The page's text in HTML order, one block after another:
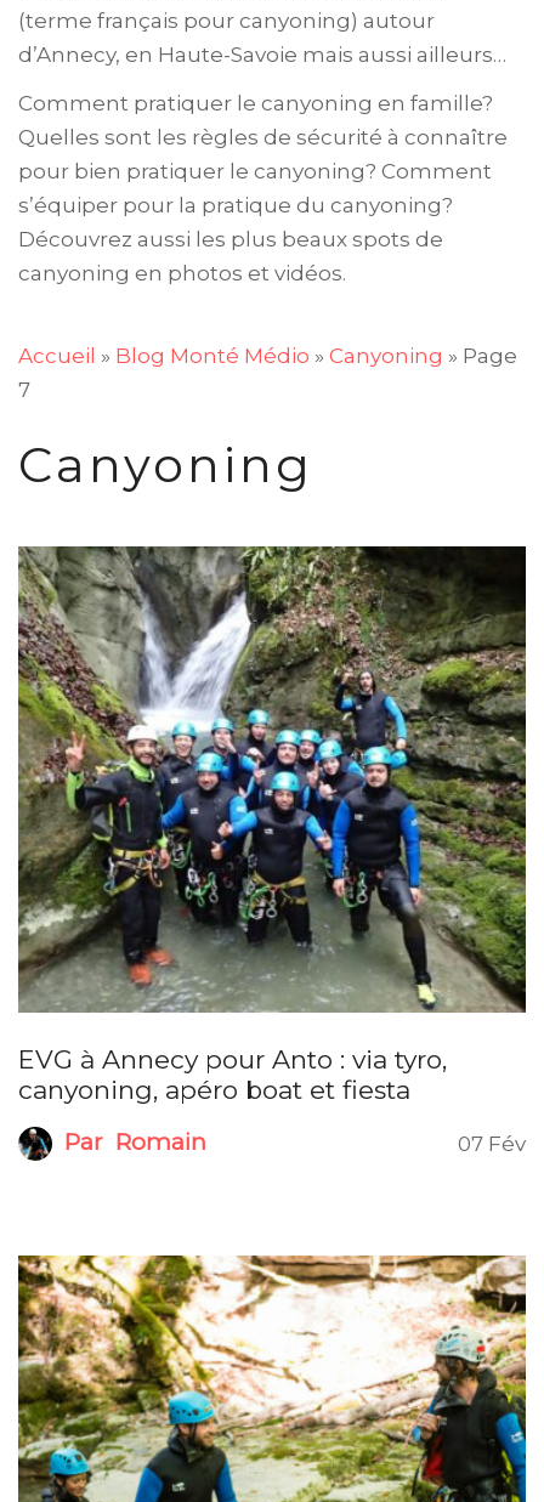
(terme français pour canyoning) autour
d’Annecy, en Haute-Savoie mais aussi ailleurs…
Comment pratiquer le canyoning en famille?
Quelles sont les règles de sécurité à connaître
pour bien pratiquer le canyoning? Comment
s’équiper pour la pratique du canyoning?
Découvrez aussi les plus beaux spots de
canyoning en photos et vidéos.
Accueil » Blog Monté Médio » Canyoning » Page
7
Canyoning
EVG à Annecy pour Anto : via tyro,
canyoning, apéro boat et fiesta
Par Romain 07 Fév